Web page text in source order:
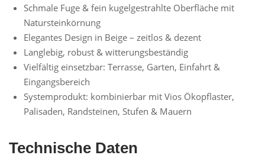
Schmale Fuge & fein kugelgestrahlte Oberfläche mit
Natursteinkörnung
Elegantes Design in Beige – zeitlos & dezent
Langlebig, robust & witterungsbeständig
Vielfältig einsetzbar: Terrasse, Garten, Einfahrt &
Eingangsbereich
Systemprodukt: kombinierbar mit Vios Ökopflaster,
Palisaden, Randsteinen, Stufen & Mauern
Technische Daten